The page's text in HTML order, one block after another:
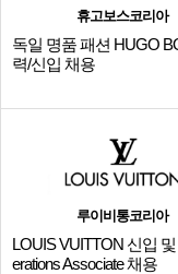
휴고보스코리아
독일 명품 패션 HUGO
력/신입 채용
루이비통코리아
LOUIS VUITTON 신입
erations Associate 채용